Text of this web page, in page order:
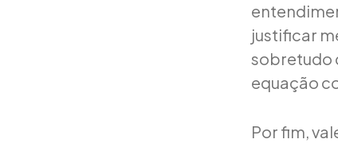
justificar
sobretudo
equação
Por fim,